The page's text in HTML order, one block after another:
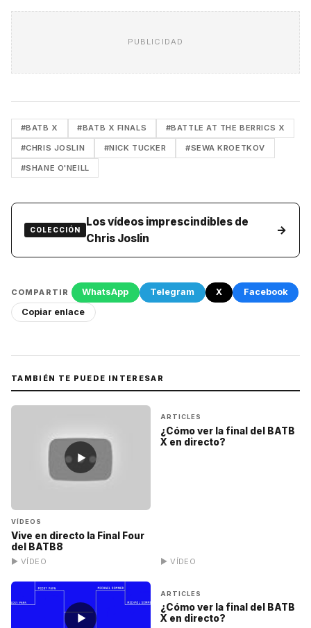
PUBLICIDAD
#BATB X #BATB X FINALS #BATTLE AT THE BERRICS X
#CHRIS JOSLIN #NICK TUCKER #SEWA KROETKOV
#SHANE O'NEILL
COLECCIÓN
Los vídeos imprescindibles de
Chris Joslin
→
COMPARTIR WhatsApp Telegram X
Facebook
Copiar enlace
TAMBIÉN TE PUEDE INTERESAR
▶
VÍDEOS
Vive en directo la Final Four
del BATB8
▶ VÍDEO
ARTICLES
¿Cómo ver la final del BATB
X en directo?
▶ VÍDEO
▶
ARTICLES
¿Cómo ver la final del BATB
X en directo?